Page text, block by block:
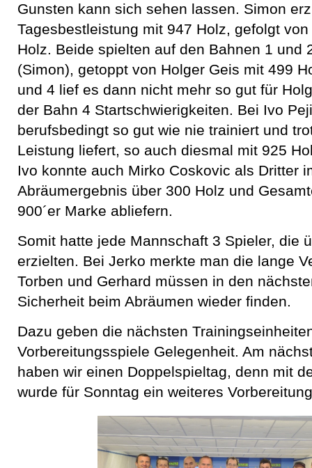
Gunsten kann sich sehen lassen. Simon
Tagesbestleistung mit 947 Holz, gefolgt
Holz. Beide spielten auf den Bahnen 1 und
(Simon), getoppt von Holger Geis mit 499
und 4 lief es dann nicht mehr so gut für
der Bahn 4 Startschwierigkeiten. Bei Ivo
berufsbedingt so gut wie nie trainiert und
Leistung liefert, so auch diesmal mit 925
Ivo konnte auch Mirko Coskovic als Dritter
Abräumergebnis über 300 Holz und
900´er Marke abliefern.
Somit hatte jede Mannschaft 3 Spieler, die
erzielten. Bei Jerko merkte man die lange
Torben und Gerhard müssen in den
Sicherheit beim Abräumen wieder finden.
Dazu geben die nächsten
Vorbereitungsspiele Gelegenheit. Am
haben wir einen Doppelspieltag, denn mit
wurde für Sonntag ein weiteres